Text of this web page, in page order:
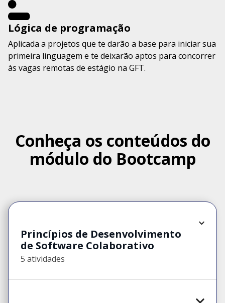
Lógica de programação
Aplicada a projetos que te darão a base para iniciar sua
primeira linguagem e te deixarão aptos para concorrer
às vagas remotas de estágio na GFT.
Conheça os conteúdos do
módulo do Bootcamp
Princípios de Desenvolvimento
de Software Colaborativo
5 atividades